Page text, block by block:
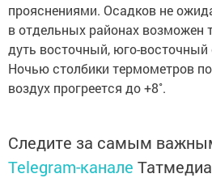
прояснениями. Осадков не
в отдельных районах возможен
дуть восточный, юго-
Ночью столбики термометров
воздух прогреется до +8˚.
Следите за самым
Telegram-канале Татмедиа